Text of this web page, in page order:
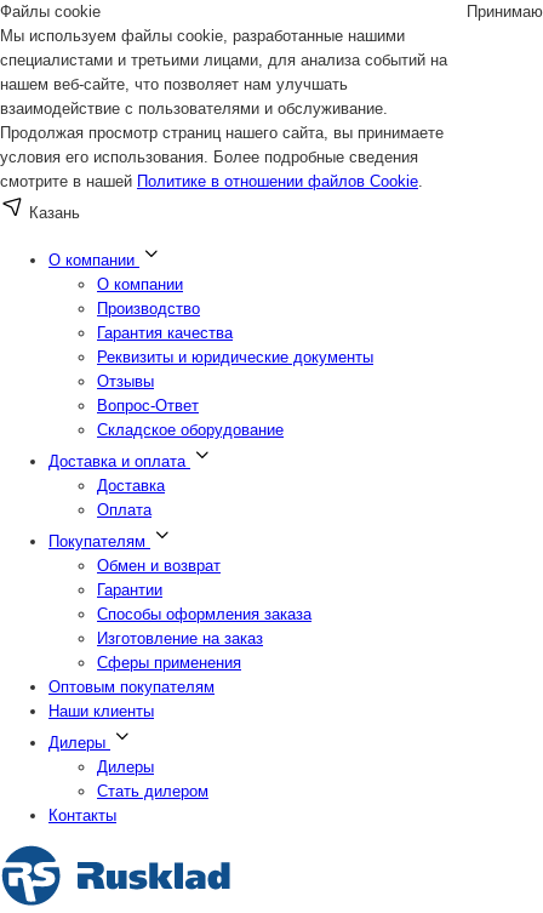
Файлы cookie
Мы используем файлы cookie, разработанные нашими
специалистами и третьими лицами, для анализа событий на
нашем веб-сайте, что позволяет нам улучшать
взаимодействие с пользователями и обслуживание.
Продолжая просмотр страниц нашего сайта, вы принимаете
условия его использования. Более подробные сведения
смотрите в нашей Политике в отношении файлов Cookie.
Принимаю
Казань
О компании
О компании
Производство
Гарантия качества
Реквизиты и юридические документы
Отзывы
Вопрос-Ответ
Складское оборудование
Доставка и оплата
Доставка
Оплата
Покупателям
Обмен и возврат
Гарантии
Способы оформления заказа
Изготовление на заказ
Сферы применения
Оптовым покупателям
Наши клиенты
Дилеры
Дилеры
Стать дилером
Контакты